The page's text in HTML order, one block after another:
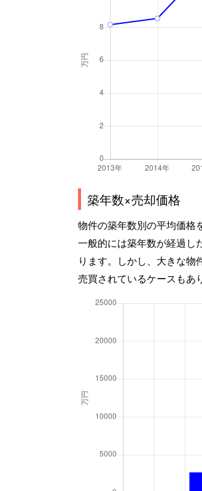
築年数×売却価格
物件の築年数別の平均価格
一般的には築年数が経過し
ります。しかし、大きな
売買されているケースもあ